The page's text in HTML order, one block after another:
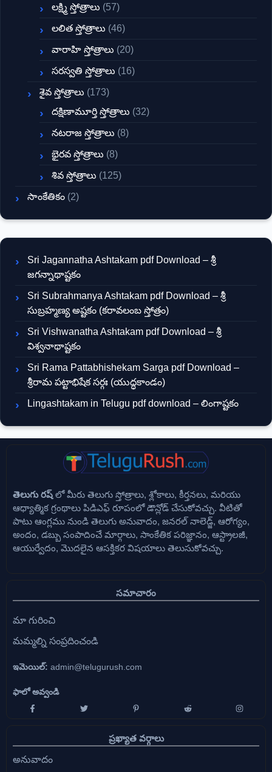
లక్ష్మి స్తోత్రాలు (57)
లలిత స్తోత్రాలు (46)
వారాహి స్తోత్రాలు (20)
సరస్వతి స్తోత్రాలు (16)
శైవ స్తోత్రాలు (173)
దక్షిణామూర్తి స్తోత్రాలు (32)
నటరాజ స్తోత్రాలు (8)
భైరవ స్తోత్రాలు (8)
శివ స్తోత్రాలు (125)
సాంకేతికం (2)
Sri Jagannatha Ashtakam pdf Download – శ్రీ
జగన్నాథాష్టకం
Sri Subrahmanya Ashtakam pdf Download – శ్రీ
సుబ్రహ్మణ్య అష్టకం (కరావలంబ స్తోత్రం)
Sri Vishwanatha Ashtakam pdf Download – శ్రీ
విశ్వనాథాష్టకం
Sri Rama Pattabhishekam Sarga pdf Download –
శ్రీరామ పట్టాభిషేక సర్గః (యుద్ధకాండం)
Lingashtakam in Telugu pdf download – లింగాష్టకం
తెలుగు రష్ లో మీరు తెలుగు స్తోత్రాలు, శ్లోకాలు, కీర్తనలు, మరియు
ఆధ్యాత్మిక గ్రంథాలు పిడిఎఫ్ రూపంలో డౌన్లోడ్ చేసుకోవచ్చు. వీటితో
పాటు ఆంగ్లము నుండి తెలుగు అనువాదం, జనరల్ నాలెడ్జ్, ఆరోగ్యం,
అందం, డబ్బు సంపాదించే మార్గాలు, సాంకేతిక పరిజ్ఞానం, ఆస్ట్రాలజీ,
ఆయుర్వేదం, మొదలైన ఆసక్తికర విషయాలు తెలుసుకోవచ్చు.
సమాచారం
మా గురించి
మమ్మల్ని సంప్రదించండి
ఇమెయిల్: admin@telugurush.com
ఫాలో అవ్వండి
ప్రఖ్యాత వర్గాలు
అనువాదం